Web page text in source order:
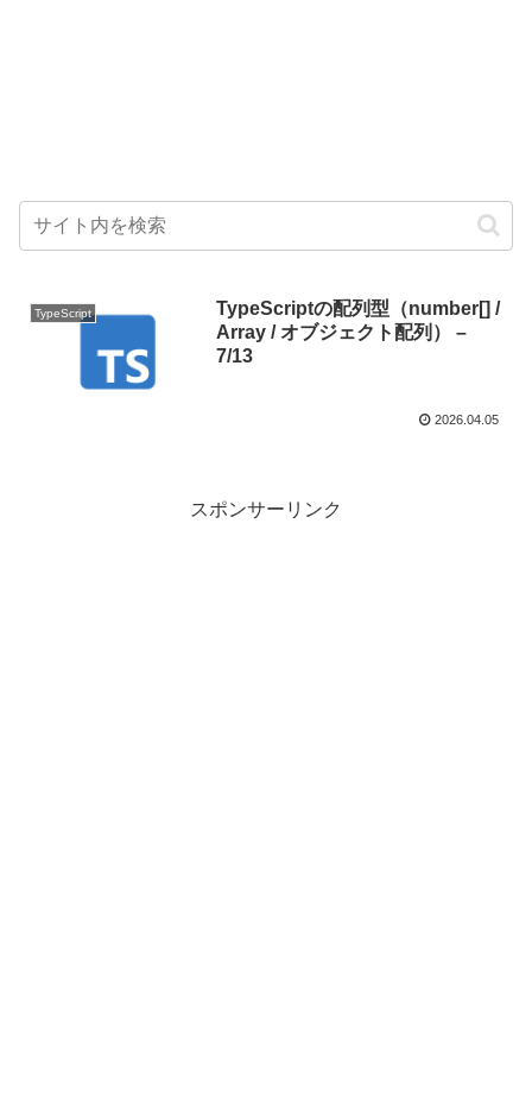
TypeScript
TypeScriptの配列型（number[] /
Array / オブジェクト配列） –
7/13
2026.04.05
スポンサーリンク